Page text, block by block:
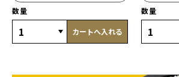
数量
カートへ入れる
数量